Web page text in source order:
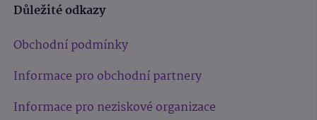
Důležité odkazy
Obchodní podmínky
Informace pro obchodní partnery
Informace pro neziskové organizace